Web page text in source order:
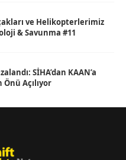
ve Helikopterlerimiz
& Savunma #11
SİHA’dan KAAN’a
Açılıyor